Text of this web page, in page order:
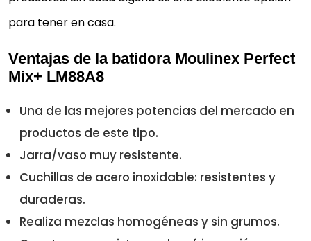
para tener en casa.
Ventajas de la batidora Moulinex Perfect
Mix+ LM88A8
Una de las mejores potencias del mercado en
productos de este tipo.
Jarra/vaso muy resistente.
Cuchillas de acero inoxidable: resistentes y
duraderas.
Realiza mezclas homogéneas y sin grumos.